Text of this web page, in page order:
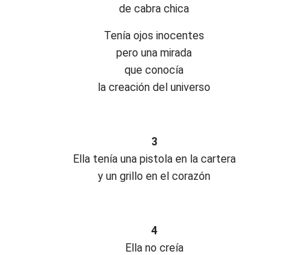
de cabra chica
Tenía ojos inocentes
pero una mirada
que conocía
la creación del universo
3
Ella tenía una pistola en la cartera
y un grillo en el corazón
4
Ella no creía